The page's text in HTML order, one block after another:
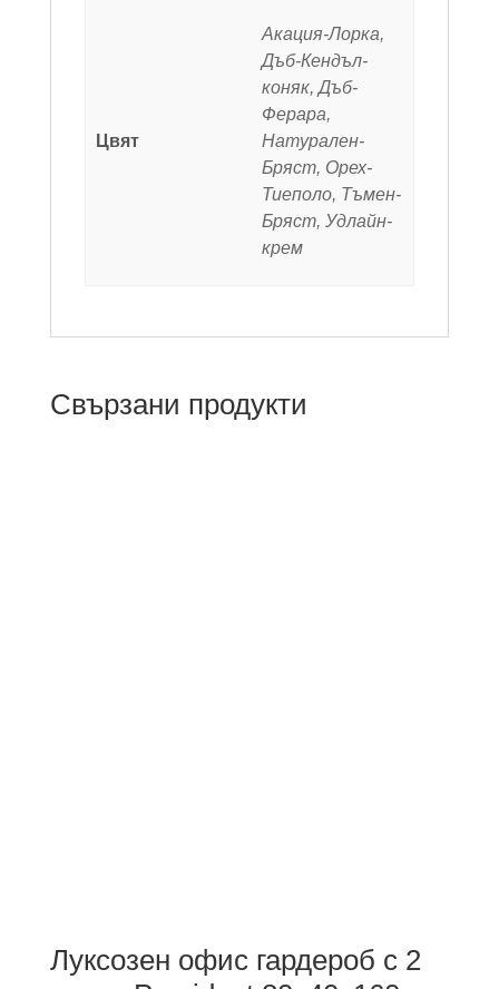
Цвят
Акация-Лорка,
Дъб-Кендъл-
коняк, Дъб-
Ферара,
Натурален-
Бряст, Орех-
Тиеполо, Тъмен-
Бряст, Удлайн-
крем
Свързани продукти
Луксозен офис гардероб с 2